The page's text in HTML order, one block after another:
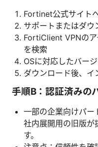
Fortinet公式サイト
サポートまたはダウ
FortiClient VPNの
を検索
OSに対応したバー
ダウンロード後、イ
手順B：認証済みの
一部の企業向けパー
社内展開用の旧版が
す。